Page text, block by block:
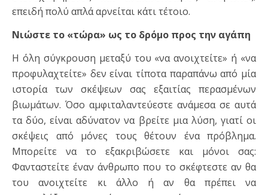
επειδή πολύ απλά αρνείται κάτι τέτοιο.
Νιώστε το «τώρα» ως το δρόμο προς την αγάπη
Η όλη σύγκρουση μεταξύ του «να ανοιχτείτε» ή «να
προφυλαχτείτε» δεν είναι τίποτα παραπάνω από μία
ιστορία των σκέψεων σας εξαιτίας περασμένων
βιωμάτων. Όσο αμφιταλαντεύεστε ανάμεσα σε αυτά
τα δύο, είναι αδύνατον να βρείτε μια λύση, γιατί οι
σκέψεις από μόνες τους θέτουν ένα πρόβλημα.
Μπορείτε να το εξακριβώσετε και μόνοι σας:
Φανταστείτε έναν άνθρωπο που το σκέφτεστε αν θα
του ανοιχτείτε κι άλλο ή αν θα πρέπει να